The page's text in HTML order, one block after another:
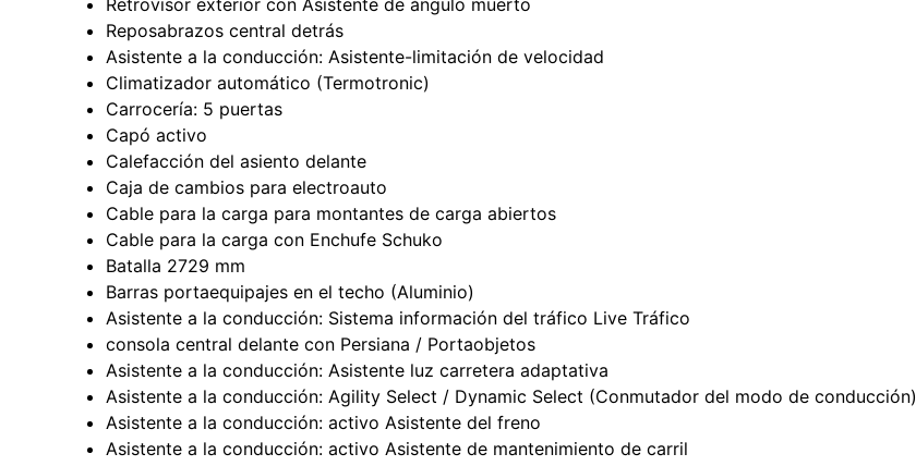
Reposabrazos central detrás
Asistente a la conducción: Asistente-limitación de velocidad
Climatizador automático (Termotronic)
Carrocería: 5 puertas
Capó activo
Calefacción del asiento delante
Caja de cambios para electroauto
Cable para la carga para montantes de carga abiertos
Cable para la carga con Enchufe Schuko
Batalla 2729 mm
Barras portaequipajes en el techo (Aluminio)
Asistente a la conducción: Sistema información del tráfico Live Tráfico
consola central delante con Persiana / Portaobjetos
Asistente a la conducción: Asistente luz carretera adaptativa
Asistente a la conducción: Agility Select / Dynamic Select (Conmutador del modo de conducción)
Asistente a la conducción: activo Asistente del freno
Asistente a la conducción: activo Asistente de mantenimiento de carril